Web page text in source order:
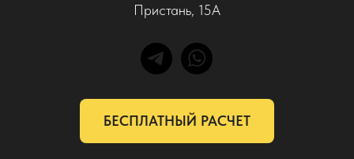
Пристань, 15А
БЕСПЛАТНЫЙ РАСЧЕТ